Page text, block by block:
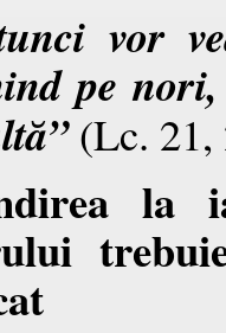
vor
pe
(Lc. 21,
la